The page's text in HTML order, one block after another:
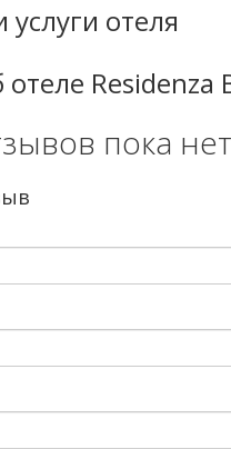
услуги отеля
Residenza
пока нет